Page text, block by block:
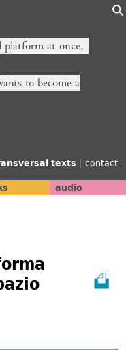
platform at once,
to become a
texts | contact
audio